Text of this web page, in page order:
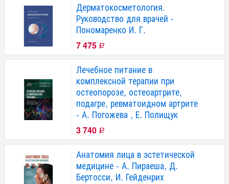
Дерматокосметология.
Руководство для врачей -
Пономаренко И. Г.
7 475 Р
Лечебное питание в
комплексной терапии при
остеопорозе, остеоартрите,
подагре, ревматоидном артрите
- А. Погожева , Е. Полищук
3 740 Р
Анатомия лица в эстетической
медицине - А. Пираеша, Д.
Бертосси, И. Гейденрих